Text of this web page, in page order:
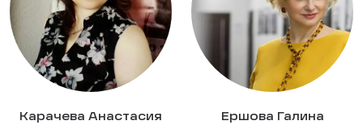
Карачева Анастасия Ершова Галина